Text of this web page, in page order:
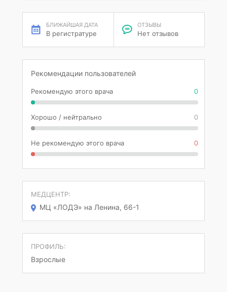
БЛИЖАЙШАЯ ДАТА
В регистратуре
ОТЗЫВЫ
Нет отзывов
Рекомендации пользователей
Рекомендую этого врача 0
Хорошо / нейтрально 0
Не рекомендую этого врача 0
МЕДЦЕНТР:
МЦ «ЛОДЭ» на Ленина, 66-1
ПРОФИЛЬ:
Взрослые